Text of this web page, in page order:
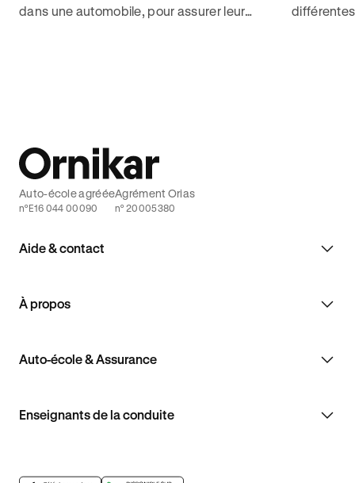
dans une automobile, pour assurer leur
Aide & contact
À propos
Auto-école & Assurance
Enseignants de la conduite
Auto-école agréée
n°E16 044 00090
Agrément Orias
n° 20005380